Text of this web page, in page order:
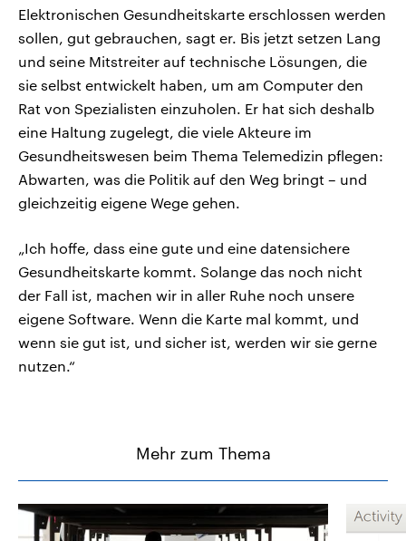
Elektronischen Gesundheitskarte erschlossen werden
sollen, gut gebrauchen, sagt er. Bis jetzt setzen Lang
und seine Mitstreiter auf technische Lösungen, die
sie selbst entwickelt haben, um am Computer den
Rat von Spezialisten einzuholen. Er hat sich deshalb
eine Haltung zugelegt, die viele Akteure im
Gesundheitswesen beim Thema Telemedizin pflegen:
Abwarten, was die Politik auf den Weg bringt – und
gleichzeitig eigene Wege gehen.
„Ich hoffe, dass eine gute und eine datensichere
Gesundheitskarte kommt. Solange das noch nicht
der Fall ist, machen wir in aller Ruhe noch unsere
eigene Software. Wenn die Karte mal kommt, und
wenn sie gut ist, und sicher ist, werden wir sie gerne
nutzen.“
Mehr zum Thema